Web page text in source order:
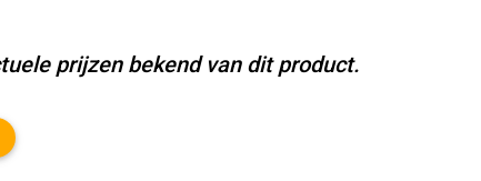
prijzen bekend van dit product.